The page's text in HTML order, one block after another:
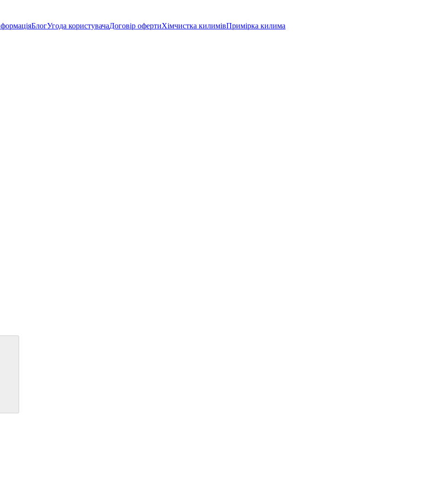
БлогУгода користувачаДоговір офертиХімчистка килимівПримірка килима